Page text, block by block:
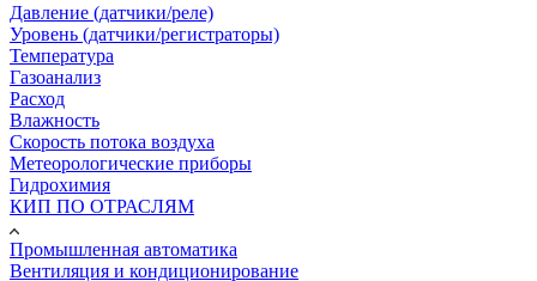
Давление (датчики/реле)
Уровень (датчики/регистраторы)
Температура
Газоанализ
Расход
Влажность
Скорость потока воздуха
Метеорологические приборы
Гидрохимия
КИП ПО ОТРАСЛЯМ
Промышленная автоматика
Вентиляция и кондиционирование